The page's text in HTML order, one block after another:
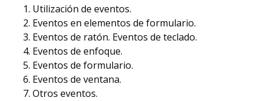
Utilización de eventos.
Eventos en elementos de formulario.
Eventos de ratón. Eventos de teclado.
Eventos de enfoque.
Eventos de formulario.
Eventos de ventana.
Otros eventos.